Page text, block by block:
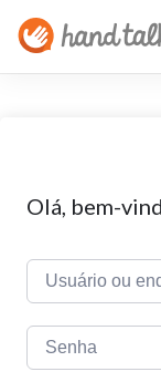
Olá, bem-